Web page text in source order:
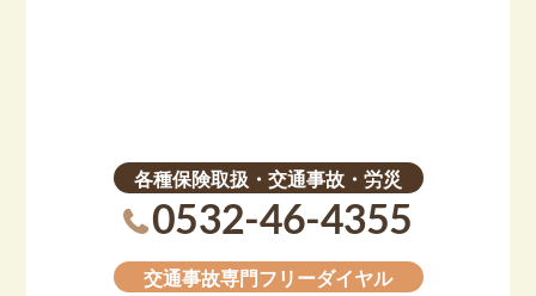
各種保険取扱・交通事故・労災
0532-46-4355
交通事故専門フリーダイヤル